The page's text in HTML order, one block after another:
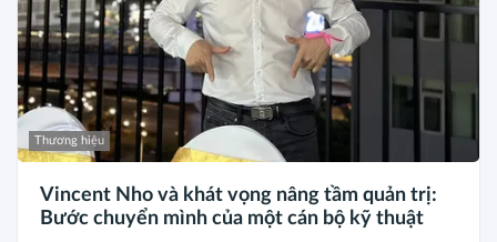
Thương hiệu
Vincent Nho và khát vọng nâng tầm quản trị:
Bước chuyển mình của một cán bộ kỹ thuật